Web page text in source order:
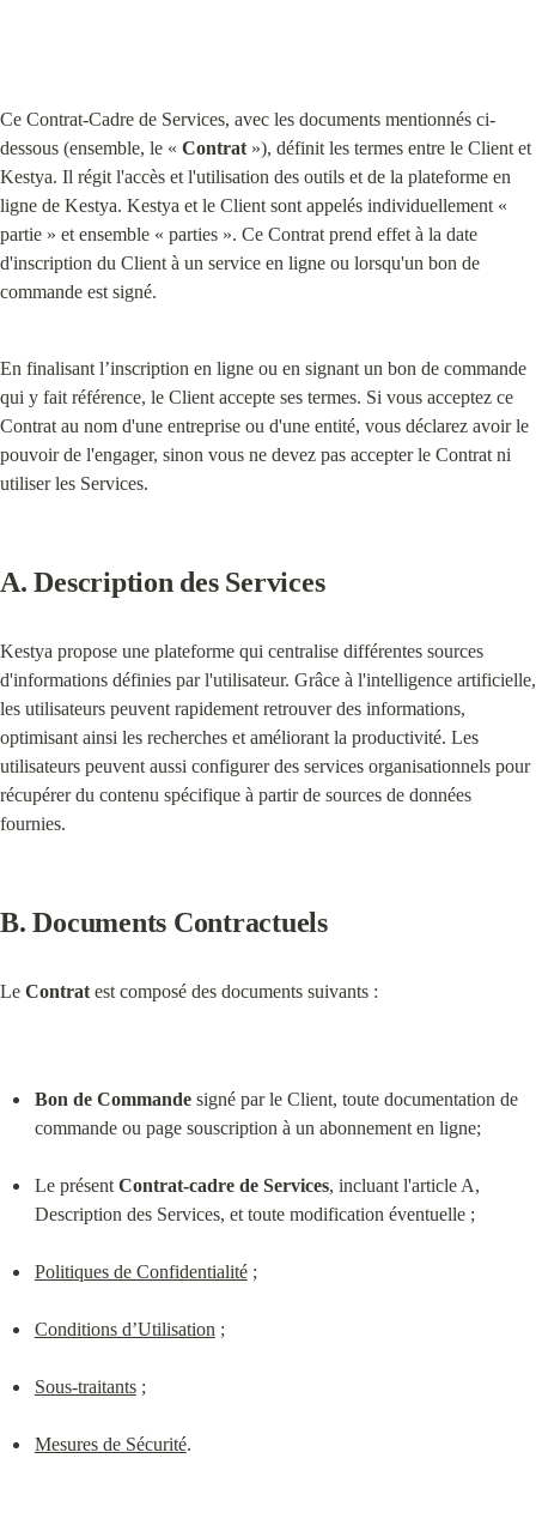
Ce Contrat-Cadre de Services, avec les documents mentionnés ci-
dessous (ensemble, le « Contrat »), définit les termes entre le Client et
Kestya. Il régit l'accès et l'utilisation des outils et de la plateforme en
ligne de Kestya. Kestya et le Client sont appelés individuellement «
partie » et ensemble « parties ». Ce Contrat prend effet à la date
d'inscription du Client à un service en ligne ou lorsqu'un bon de
commande est signé.
En finalisant l’inscription en ligne ou en signant un bon de commande
qui y fait référence, le Client accepte ses termes. Si vous acceptez ce
Contrat au nom d'une entreprise ou d'une entité, vous déclarez avoir le
pouvoir de l'engager, sinon vous ne devez pas accepter le Contrat ni
utiliser les Services.
A. Description des Services
Kestya propose une plateforme qui centralise différentes sources
d'informations définies par l'utilisateur. Grâce à l'intelligence artificielle,
les utilisateurs peuvent rapidement retrouver des informations,
optimisant ainsi les recherches et améliorant la productivité. Les
utilisateurs peuvent aussi configurer des services organisationnels pour
récupérer du contenu spécifique à partir de sources de données
fournies.
B. Documents Contractuels
Le Contrat est composé des documents suivants :
Bon de Commande signé par le Client, toute documentation de
commande ou page souscription à un abonnement en ligne;
Le présent Contrat-cadre de Services, incluant l'article A,
Description des Services, et toute modification éventuelle ;
Politiques de Confidentialité ;
Conditions d’Utilisation ;
Sous-traitants ;
Mesures de Sécurité.